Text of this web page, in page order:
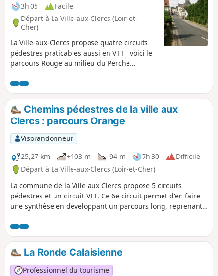
3h 05
Facile
Départ à La Ville-aux-Clercs (Loir-et-
Cher)
La Ville-aux-Clercs propose quatre circuits
pédestres praticables aussi en VTT : voici le
parcours Rouge au milieu du Perche
Chemins pédestres de la ville aux
Clercs : parcours Orange
Visorandonneur
25,27 km
+103 m -94 m 7h 30
Difficile
Départ à La Ville-aux-Clercs (Loir-et-Cher)
La commune de la Ville aux Clercs propose 5 circuits
pédestres et un circuit VTT. Ce 6e circuit permet d'en faire
une synthèse en développant un parcours long, reprenant
boucle s'adresse aux randonneurs qui aiment les distances
un peu plus copieuses.
La Ronde Calaisienne
Professionnel du tourisme